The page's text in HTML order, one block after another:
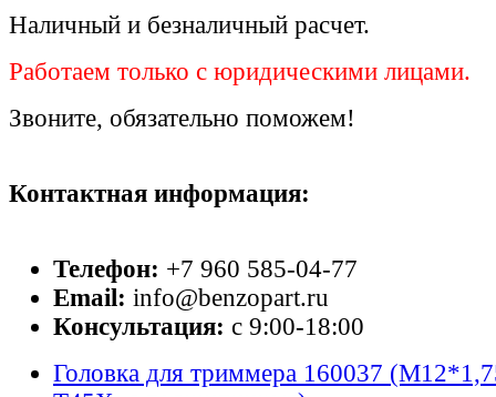
Наличный и безналичный расчет.
Работаем только с юридическими лицами.
Звоните, обязательно поможем!
Контактная информация:
Телефон: +7 960 585-04-77
Email: info@benzopart.ru
Консультация: с 9:00-18:00
Головка для триммера 160037